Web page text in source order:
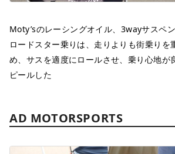
Moty’sのレーシングオイル、3wayサスペ
ロードスター乗りは、走りよりも街乗りを
め、サスを適度にロールさせ、乗り心地が
ピールした
AD MOTORSPORTS